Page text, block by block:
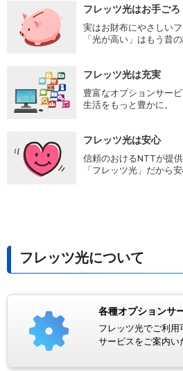
フレッツ光はお手ごろ
実はお財布にやさしいフ
「光が高い」はもう昔の
フレッツ光は充実
豊富なオプションサービ
生活をもっと豊かに。
フレッツ光は安心
信頼のおけるNTTが提
「フレッツ光」だから安
フレッツ光について
各種オプションサ
フレッツ光でご利用
サービスをご案内い